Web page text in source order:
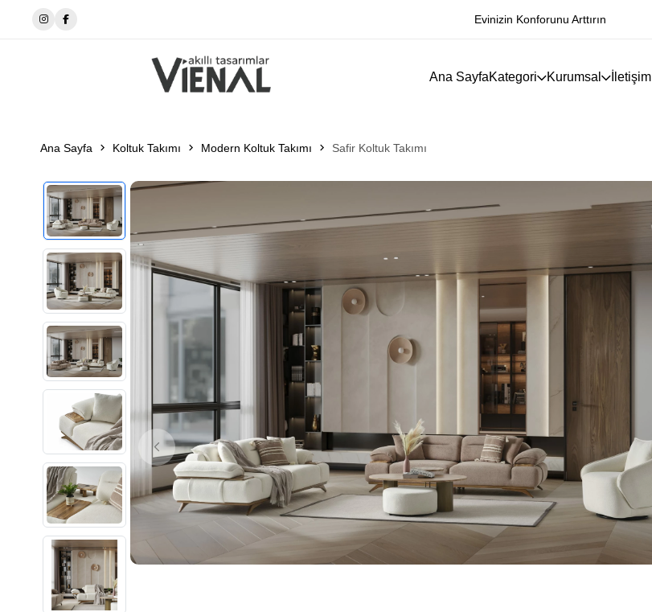
Hayallerinizi Gerçekleştirin
Ana SayfaKategori Kurumsal İletişim
Ana Sayfa Koltuk Takımı Modern Koltuk Takımı Safir Koltuk Takımı